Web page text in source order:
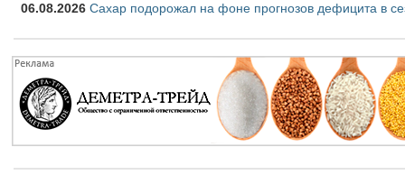
06.08.2026 Сахар подорожал на фоне прогнозов дефицита в